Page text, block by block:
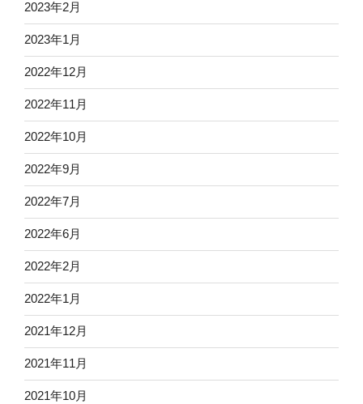
2023年2月
2023年1月
2022年12月
2022年11月
2022年10月
2022年9月
2022年7月
2022年6月
2022年2月
2022年1月
2021年12月
2021年11月
2021年10月